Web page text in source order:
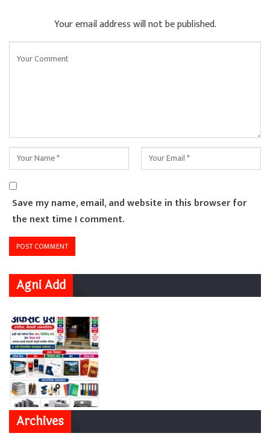
Your email address will not be published.
Save my name, email, and website in this browser for
the next time I comment.
Agni Add
Archives